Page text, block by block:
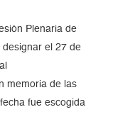
Plenaria de
designar el 27 de
memoria de las
fue escogida